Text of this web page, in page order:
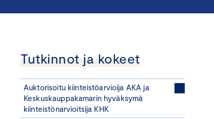
Tutkinnot ja kokeet
Auktorisoitu kiinteistöarvioija AKA ja
Keskuskauppakamarin hyväksymä
kiinteistönarvioitsija KHK